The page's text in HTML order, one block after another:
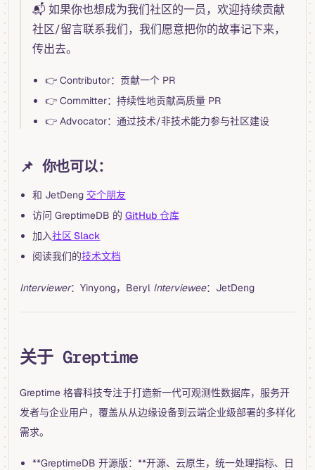
📬 如果你也想成为我们社区的一员，欢迎持续贡献
社区/留言联系我们，我们愿意把你的故事记下来，
传出去。
👉 Contributor：贡献一个 PR
👉 Committer：持续性地贡献高质量 PR
👉 Advocator：通过技术/非技术能力参与社区建设
📌 你也可以：
和 JetDeng 交个朋友
访问 GreptimeDB 的 GitHub 仓库
加入社区 Slack
阅读我们的技术文档
Interviewer：Yinyong，Beryl Interviewee：JetDeng
关于 Greptime
Greptime 格睿科技专注于打造新一代可观测性数据库，服务开
发者与企业用户，覆盖从从边缘设备到云端企业级部署的多样化
需求。
**GreptimeDB 开源版：**开源、云原生，统一处理指标、日